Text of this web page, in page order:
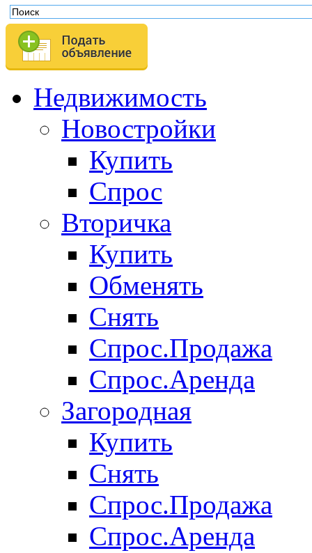
Недвижимость
Новостройки
Купить
Спрос
Вторичка
Купить
Обменять
Снять
Спрос.Продажа
Спрос.Аренда
Загородная
Купить
Снять
Спрос.Продажа
Спрос.Аренда